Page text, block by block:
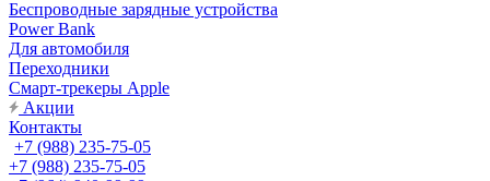
Беспроводные зарядные устройства
Power Bank
Для автомобиля
Переходники
Смарт-трекеры Apple
Акции
Контакты
+7 (988) 235-75-05
+7 (988) 235-75-05